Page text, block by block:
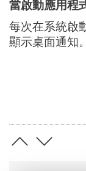
當啟動應用程
每次在系統啟
顯示桌面通知。